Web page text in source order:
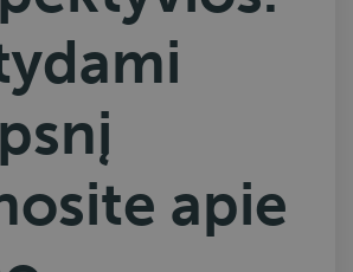
apie